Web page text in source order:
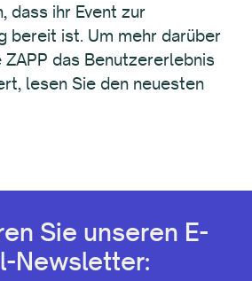
dass ihr Event zur
bereit ist. Um mehr darüber
das Benutzererlebnis
lesen Sie den neuesten
Sie unseren E-
Newsletter: